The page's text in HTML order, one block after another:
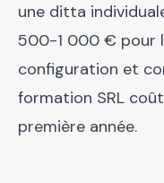
une ditta
500-1 000 € pour
configuration et
formation SRL
première année.